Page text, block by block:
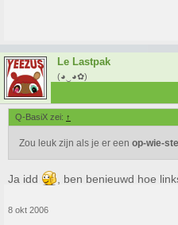
Le Lastpak
(◕‿◕✿)
Q-BasiX zei: ↑
Zou leuk zijn als je er een op-wie-
Ja idd , ben benieuwd hoe
8 okt 2006